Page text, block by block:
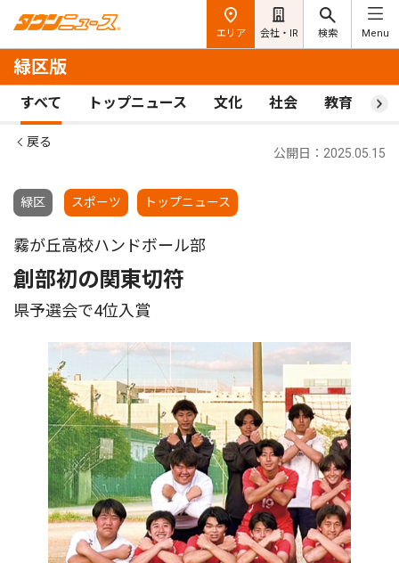
エリア 会社・IR 検索 Menu
緑区版
すべて トップニュース 文化 社会 教育 ス
戻る
緑区 スポーツ トップニュース
公開日：2025.05.15
霧が丘高校ハンドボール部
創部初の関東切符
県予選会で4位入賞